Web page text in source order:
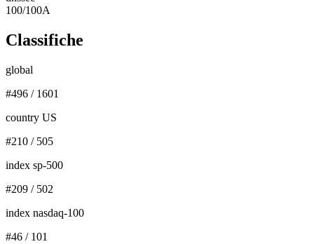
100/100A
Classifiche
global
#496 / 1601
country US
#210 / 505
index sp-500
#209 / 502
index nasdaq-100
#46 / 101